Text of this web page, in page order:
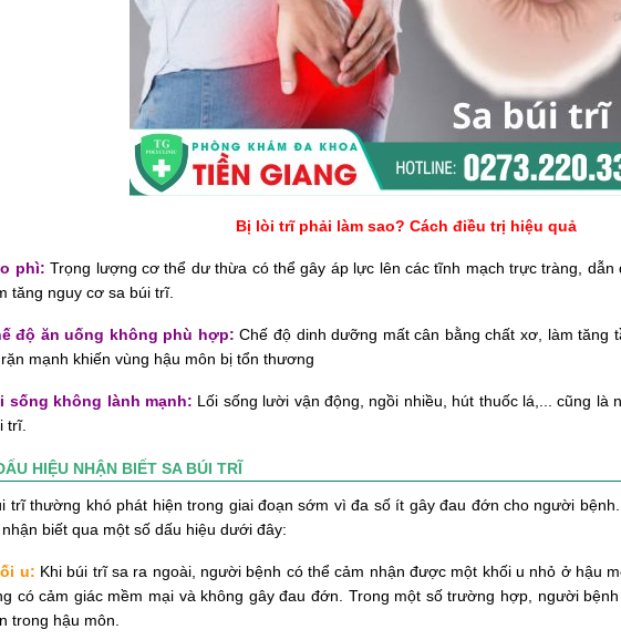
Bị lòi trĩ phải làm sao? Cách điều trị hiệu quả
phì: Trọng lượng cơ thể dư thừa có thể gây áp lực lên các tĩnh mạch trực tràng,
tăng nguy cơ sa búi trĩ.
độ ăn uống không phù hợp: Chế độ dinh dưỡng mất cân bằng chất xơ, làm tăng
mạnh khiến vùng hậu môn bị tổn thương
sống không lành mạnh: Lối sống lười vận động, ngồi nhiều, hút thuốc lá,... cũng là
trĩ.
HIỆU NHẬN BIẾT SA BÚI TRĨ
trĩ thường khó phát hiện trong giai đoạn sớm vì đa số ít gây đau đớn cho người
biết qua một số dấu hiệu dưới đây:
u: Khi búi trĩ sa ra ngoài, người bệnh có thể cảm nhận được một khối u nhỏ ở hậu
có cảm giác mềm mại và không gây đau đớn. Trong một số trường hợp, người
trong hậu môn.